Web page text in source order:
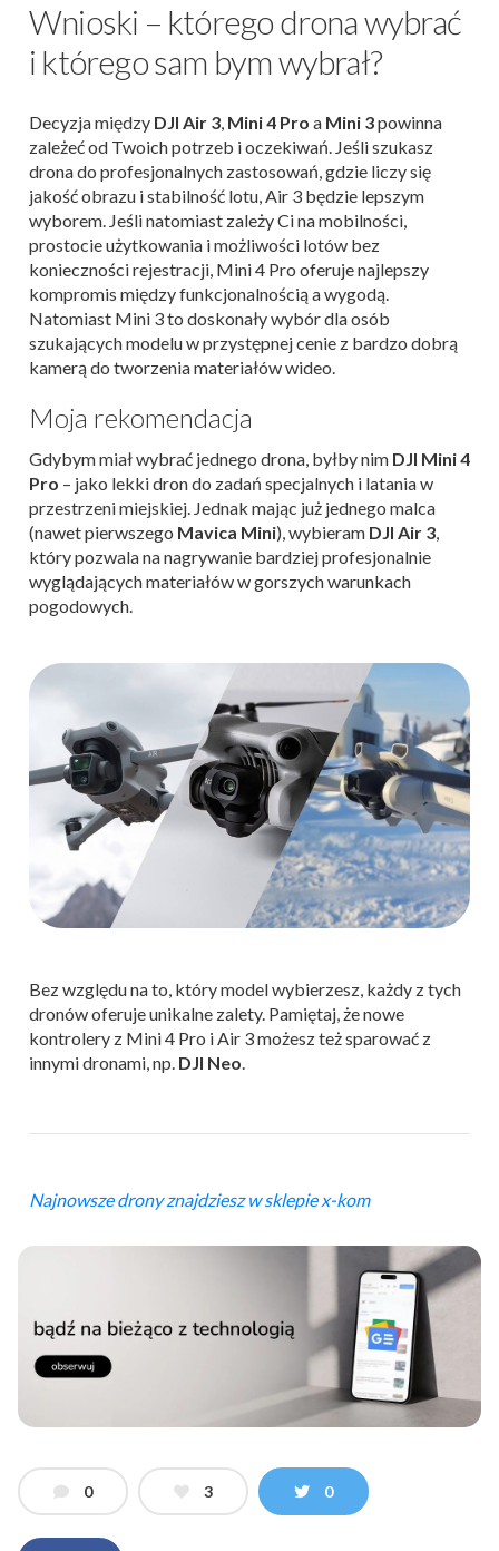
Wnioski – którego drona wybrać
i którego sam bym wybrał?
Decyzja między DJI Air 3, Mini 4 Pro a Mini 3powinna
zależeć od Twoich potrzeb i oczekiwań. Jeśli szukasz
drona do profesjonalnych zastosowań, gdzie liczy się
jakość obrazu i stabilność lotu, Air 3 będzie lepszym
wyborem. Jeśli natomiast zależy Ci na mobilności,
prostocie użytkowania i możliwości lotów bez
konieczności rejestracji, Mini 4 Pro oferuje najlepszy
kompromis między funkcjonalnością a wygodą.
Natomiast Mini 3 to doskonały wybór dla osób
szukających modelu w przystępnej cenie z bardzo dobrą
kamerą do tworzenia materiałów wideo.
Moja rekomendacja
Gdybym miał wybrać jednego drona, byłby nim DJI Mini 4
Pro – jako lekki dron do zadań specjalnych i latania w
przestrzeni miejskiej. Jednak mając już jednego malca
(nawet pierwszego Mavica Mini), wybieram DJI Air 3,
który pozwala na nagrywanie bardziej profesjonalnie
wyglądających materiałów w gorszych warunkach
pogodowych.
Bez względu na to, który model wybierzesz, każdy z tych
dronów oferuje unikalne zalety. Pamiętaj, że nowe
kontrolery z Mini 4 Pro i Air 3 możesz też sparować z
innymi dronami, np. DJI Neo.
Najnowsze drony znajdziesz w sklepie x-kom
0 3 0